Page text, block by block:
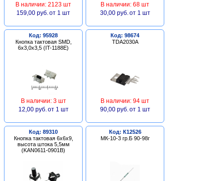
В наличии: 2123 шт
159,00 руб. от 1 шт
В наличии: 68 шт
30,00 руб. от 1 шт
Код: 95928
Кнопка тактовая SMD,
6х3,0х3,5 (IT-1188E)
В наличии: 3 шт
12,00 руб. от 1 шт
Код: 98674
TDA2030A
В наличии: 94 шт
90,00 руб. от 1 шт
Код: 89310
Кнопка тактовая 6х6х9,
высота штока 5,5мм
(KAN0611-0901B)
Код: К12526
МК-10-3 гр.Б 90-98г